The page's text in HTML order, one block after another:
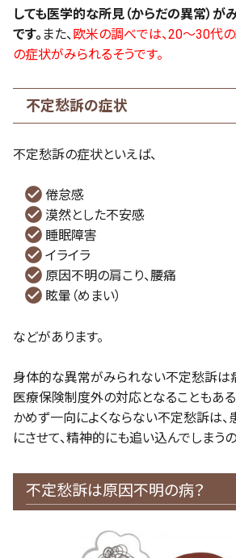
しても医学的な所見（からだの異常）が
です。 また、欧米の調べでは、20～30代
の症状がみられるそうです。
不定愁訴の症状
不定愁訴の症状といえば、
倦怠感
漠然とした不安感
睡眠障害
イライラ
原因不明の肩こり、腰痛
眩暈（めまい）
などがあります。
身体的な異常がみられない不定愁訴は
医療保険制度外の対応となることもある
かめず一向によくならない不定愁訴は
にさせて、精神的にも追い込んでしまうの
不定愁訴は原因不明の病？